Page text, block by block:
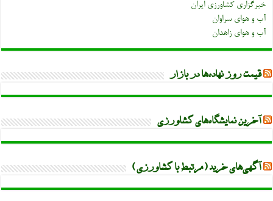
خبرگزاری کشاورزی ایران
آب و هوای سراوان
آب و هوای زاهدان
قیمت روز نهاده‌ها در بازار
آخرین نمایشگاه‌های کشاورزی
آگهی‌های خرید (مرتبط با کشاورزی)